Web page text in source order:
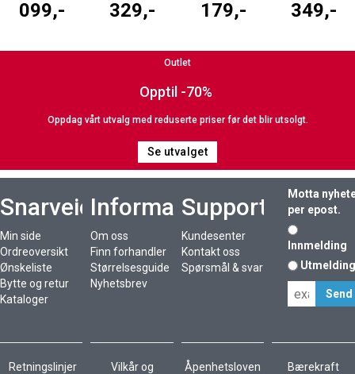
099,-
329,- 179,- 349,-
Outlet
Opptil -70%
Oppdag vårt utvalg med reduserte priser før det blir utsolgt.
Se utvalget
Snarveier
Min side
Ordreoversikt
Ønskeliste
Bytte og retur
Kataloger
Informasjon
Om oss
Finn forhandler
Størrelsesguide
Nyhetsbrev
Support
Kundesenter
Kontakt oss
Spørsmål & svar
Motta
per epost.
Innmelding
Retningslinjer Vilkår og Åpenhetsloven Bærekraft